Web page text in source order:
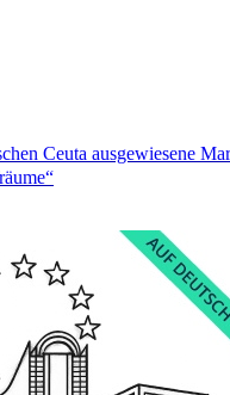
Ceuta ausgewiesene